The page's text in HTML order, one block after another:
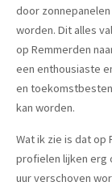
door
worden. Dit alles
op Remmerden
een enthousiaste
en
kan worden.
Wat ik zie is dat op
profielen lijken erg
uur verschoven